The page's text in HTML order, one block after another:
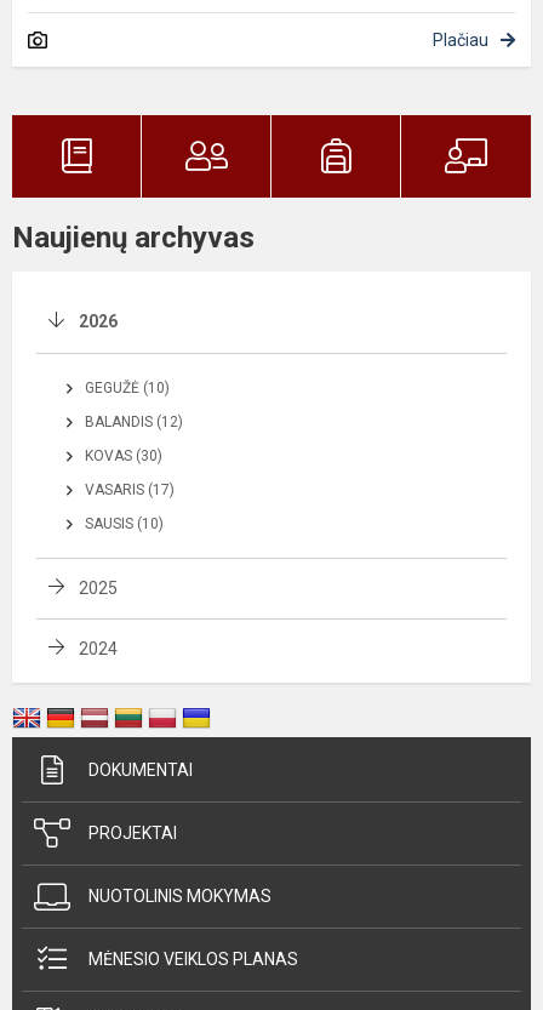
Plačiau
Naujienų archyvas
2026
GEGUŽĖ (10)
BALANDIS (12)
KOVAS (30)
VASARIS (17)
SAUSIS (10)
2025
2024
DOKUMENTAI
PROJEKTAI
NUOTOLINIS MOKYMAS
MĖNESIO VEIKLOS PLANAS